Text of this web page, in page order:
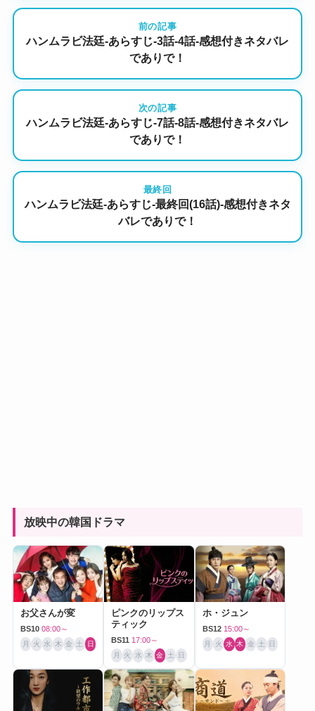
前の記事
ハンムラビ法廷-あらすじ-3話-4話-感想付きネタバレ
でありで！
次の記事
ハンムラビ法廷-あらすじ-7話-8話-感想付きネタバレ
でありで！
最終回
ハンムラビ法廷-あらすじ-最終回(16話)-感想付きネタ
バレでありで！
放映中の韓国ドラマ
お父さんが変
BS10 08:00～
月 火 水 木 金 土 日
ピンクのリップス
ティック
BS11 17:00～
月 火 水 木 金 土 日
ホ・ジュン
BS12 15:00～
月 火 水 木 金 土 日